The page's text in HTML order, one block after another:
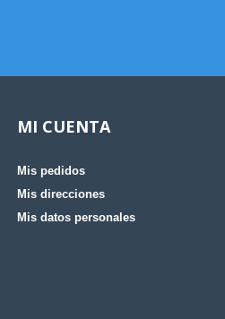
MI CUENTA
Mis pedidos
Mis direcciones
Mis datos personales